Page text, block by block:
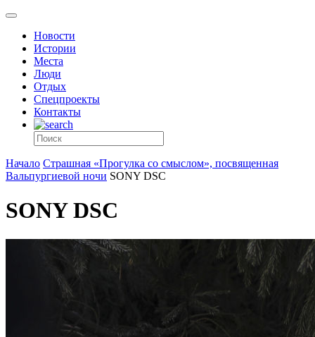
Новости
Истории
Места
Люди
Отдых
Спецпроекты
Контакты
Начало Страшная «Прогулка со смыслом», посвященная
Вальпургиевой ночи SONY DSC
SONY DSC